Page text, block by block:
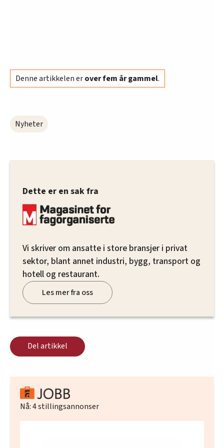
Denne artikkelen erover fem år gammel.
Nyheter
Dette er en sak fra
Vi skriver om ansatte i store bransjer i privat
sektor, blant annet industri, bygg, transport og
hotell og restaurant.
Les mer fra oss
Del artikkel
Nå:4stillingsannonser